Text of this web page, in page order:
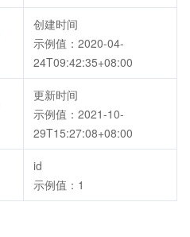
创建时间
示例值：2020-04-
24T09:42:35+08:00
更新时间
示例值：2021-10-
29T15:27:08+08:00
id
示例值：1